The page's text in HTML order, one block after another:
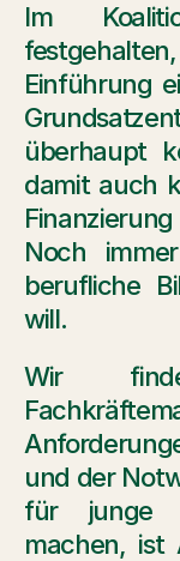
Im
Einführung
überhaupt
damit auch
Noch
berufliche
will.
Wir
und der
für junge
machen, ist